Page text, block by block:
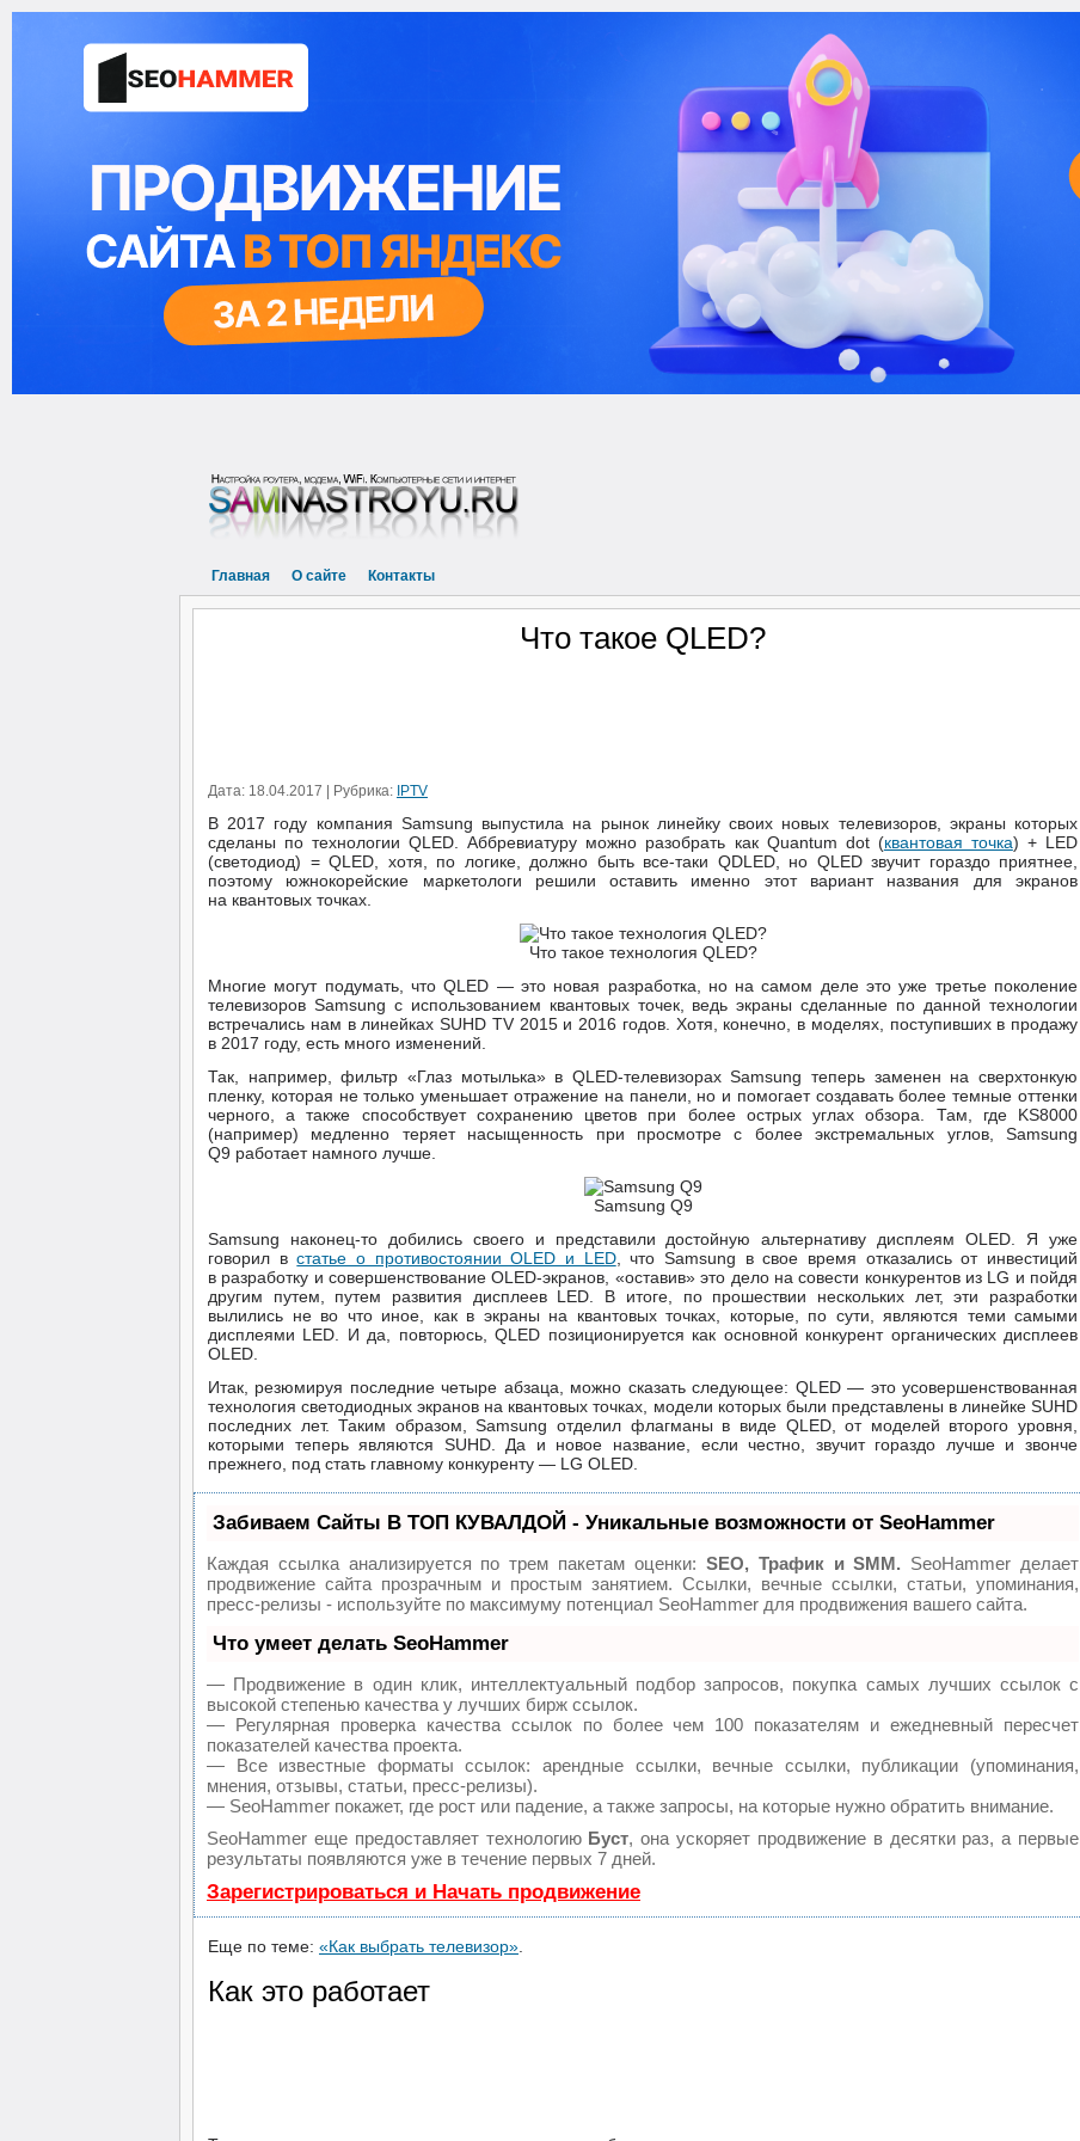
Главная О сайте Контакты
Что такое QLED?
Дата: 18.04.2017 | Рубрика: IPTV
В 2017 году компания Samsung выпустила на рынок линейку своих новых телевизоров, экраны которых
сделаны по технологии QLED. Аббревиатуру можно разобрать как Quantum dot (квантовая точка) + LED
(светодиод) = QLED, хотя, по логике, должно быть все-таки QDLED, но QLED звучит гораздо приятнее,
поэтому южнокорейские маркетологи решили оставить именно этот вариант названия для экранов
на квантовых точках.
Что такое технология QLED?
Многие могут подумать, что QLED — это новая разработка, но на самом деле это уже третье поколение
телевизоров Samsung с использованием квантовых точек, ведь экраны сделанные по данной технологии
встречались нам в линейках SUHD TV 2015 и 2016 годов. Хотя, конечно, в моделях, поступивших в продажу
в 2017 году, есть много изменений.
Так, например, фильтр «Глаз мотылька» в QLED-телевизорах Samsung теперь заменен на сверхтонкую
пленку, которая не только уменьшает отражение на панели, но и помогает создавать более темные оттенки
черного, а также способствует сохранению цветов при более острых углах обзора. Там, где KS8000
(например) медленно теряет насыщенность при просмотре с более экстремальных углов, Samsung
Q9 работает намного лучше.
Samsung Q9
Samsung наконец-то добились своего и представили достойную альтернативу дисплеям OLED. Я уже
говорил встатье о противостоянии OLED и LED, что Samsung в свое время отказались от инвестиций
в разработку и совершенствование OLED-экранов, «оставив» это дело на совести конкурентов из LG и пойдя
другим путем, путем развития дисплеев LED. В итоге, по прошествии нескольких лет, эти разработки
вылились не во что иное, как в экраны на квантовых точках, которые, по сути, являются теми самыми
дисплеями LED. И да, повторюсь, QLED позиционируется как основной конкурент органических дисплеев
OLED.
Итак, резюмируя последние четыре абзаца, можно сказать следующее: QLED — это усовершенствованная
технология светодиодных экранов на квантовых точках, модели которых были представлены в линейке SUHD
последних лет. Таким образом, Samsung отделил флагманы в виде QLED, от моделей второго уровня,
которыми теперь являются SUHD. Да и новое название, если честно, звучит гораздо лучше и звонче
прежнего, под стать главному конкуренту — LG OLED.
Забиваем Сайты В ТОП КУВАЛДОЙ - Уникальные возможности от SeoHammer
Каждая ссылка анализируется по трем пакетам оценки: SEO, Трафик и SMM. SeoHammer делает
продвижение сайта прозрачным и простым занятием. Ссылки, вечные ссылки, статьи, упоминания,
пресс-релизы - используйте по максимуму потенциал SeoHammer для продвижения вашего сайта.
Что умеет делать SeoHammer
— Продвижение в один клик, интеллектуальный подбор запросов, покупка самых лучших ссылок с
высокой степенью качества у лучших бирж ссылок.
— Регулярная проверка качества ссылок по более чем 100 показателям и ежедневный пересчет
показателей качества проекта.
— Все известные форматы ссылок: арендные ссылки, вечные ссылки, публикации (упоминания,
мнения, отзывы, статьи, пресс-релизы).
— SeoHammer покажет, где рост или падение, а также запросы, на которые нужно обратить внимание.
SeoHammer еще предоставляет технологию Буст, она ускоряет продвижение в десятки раз, а первые
результаты появляются уже в течение первых 7 дней.
Зарегистрироваться и Начать продвижение
Еще по теме: «Как выбрать телевизор»
Как это работает